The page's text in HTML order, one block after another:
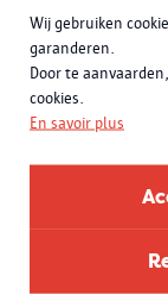
Wij gebruiken
garanderen.
Door te
cookies.
En savoir plus